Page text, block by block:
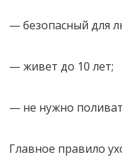
— безопасный для
— живет до 10 лет;
— не нужно
Главное правило